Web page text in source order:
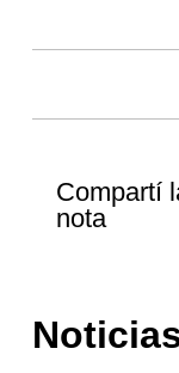
Compartí
nota